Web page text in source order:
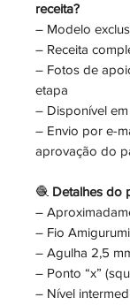
receita?
– Modelo
– Receita
– Fotos de
etapa
– Disponível
– Envio por e-
aprovação do
🧶 Detalhes do
–
– Fio
– Agulha 2,5
– Ponto “x”
– Nível